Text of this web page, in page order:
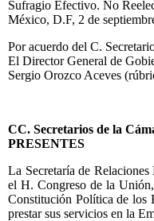
Sufragio Efectivo. No
México, D.F, 2 de
Por acuerdo del C.
El Director General de
Sergio Orozco Aceves
CC. Secretarios de la
PRESENTES
La Secretaría de
el H. Congreso de la
Constitución Política de los
prestar sus servicios en la